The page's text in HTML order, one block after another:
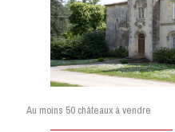
Au moins 50 châteaux à vendre